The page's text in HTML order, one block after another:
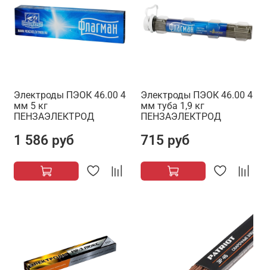
Электроды ПЭОК 46.00 4
мм 5 кг
ПЕНЗАЭЛЕКТРОД
1 586 руб
Электроды ПЭОК 46.00 4
мм туба 1,9 кг
ПЕНЗАЭЛЕКТРОД
715 руб